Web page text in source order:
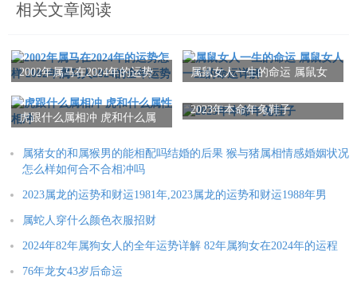
相关文章阅读
2002年属马在2024年的运势
年运势
属鼠女人一生的命运 属鼠女
虎跟什么属相冲 虎和什么属
2023年本命年兔鞋子
属猪女的和属猴男的能相配吗结婚的后果 猴与猪属相情感婚姻状况
怎么样如何合不合相冲吗
2023属龙的运势和财运1981年,2023属龙的运势和财运1988年男
属蛇人穿什么颜色衣服招财
2024年82年属狗女人的全年运势详解 82年属狗女在2024年的运程
76年龙女43岁后命运